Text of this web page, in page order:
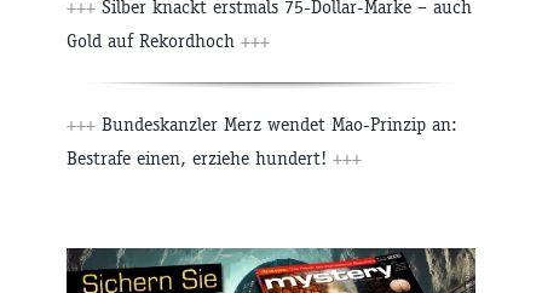
+++ Silber knackt erstmals 75-Dollar-Marke – auch
Gold auf Rekordhoch +++
+++ Bundeskanzler Merz wendet Mao-Prinzip an:
Bestrafe einen, erziehe hundert! +++